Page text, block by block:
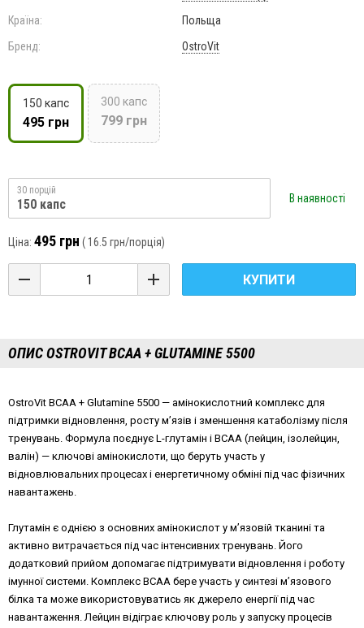
Країна:
Польща
Бренд:
OstroVit
150 капс
495 грн
300 капс
799 грн
30 порцій
150 капс В наявності
Ціна: 495 грн ( 16.5 грн/порція)
КУПИТИ
ОПИС OSTROVIT BCAA + GLUTAMINE 5500
OstroVit BCAA + Glutamine 5500 — амінокислотний комплекс для
підтримки відновлення, росту м’язів і зменшення катаболізму після
тренувань. Формула поєднує L-глутамін і BCAA (лейцин, ізолейцин,
валін) — ключові амінокислоти, що беруть участь у
відновлювальних процесах і енергетичному обміні під час фізичних
навантажень.
Глутамін є однією з основних амінокислот у м’язовій тканині та
активно витрачається під час інтенсивних тренувань. Його
додатковий прийом допомагає підтримувати відновлення і роботу
імунної системи. Комплекс BCAA бере участь у синтезі м’язового
білка та може використовуватись як джерело енергії під час
навантаження. Лейцин відіграє ключову роль у запуску процесів